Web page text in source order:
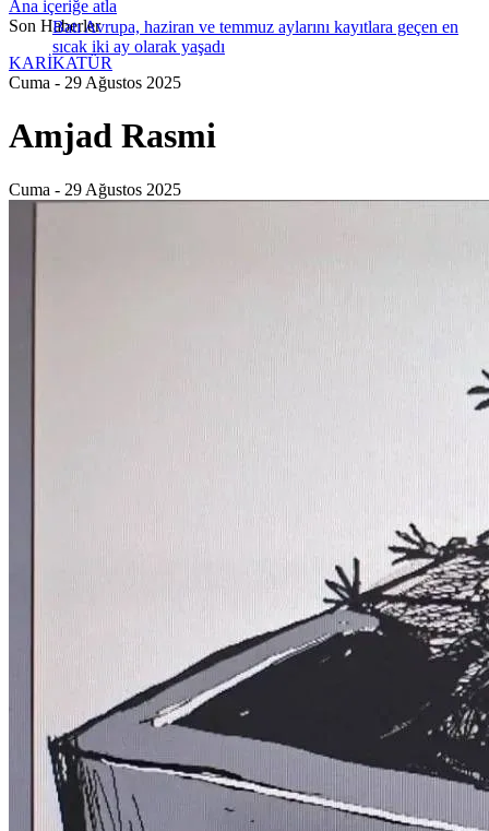
Ana içeriğe atla
Son Haberler
Batı Avrupa, haziran ve temmuz aylarını kayıtlara geçen en
sıcak iki ay olarak yaşadı
KARİKATÜR
Cuma - 29 Ağustos 2025
Amjad Rasmi
Cuma - 29 Ağustos 2025